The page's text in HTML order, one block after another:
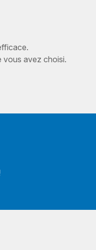
vous avez choisi.